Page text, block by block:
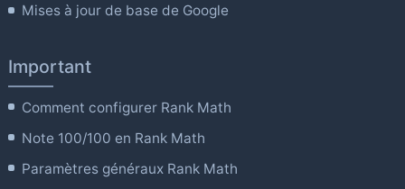
Mises à jour de base de Google
Important
Comment configurer Rank Math
Note 100/100 en Rank Math
Paramètres généraux Rank Math